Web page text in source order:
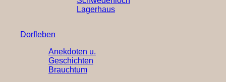
Lagerhaus
Dorfleben
Anekdoten u.
Geschichten
Brauchtum